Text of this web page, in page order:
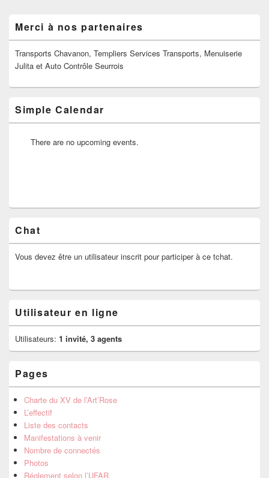
principale
de
widget
pour
barre
Merci à nos partenaires
Transports Chavanon, Templiers Services Transports, Menuiserie
Julita et Auto Contrôle Seurrois
Simple Calendar
There are no upcoming events.
Chat
Vous devez être un utilisateur inscrit pour participer à ce tchat.
Utilisateur en ligne
Utilisateurs: 1 invité, 3 agents
Pages
Charte du XV de l’Art’Rose
L’effectif
Liste des contacts
Manifestations à venir
Nombre de connectés
Photos
Réglement selon l’UFAR